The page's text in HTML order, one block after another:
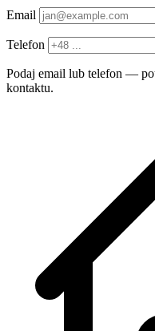
Email
Telefon
Podaj email lub telefon —
kontaktu.